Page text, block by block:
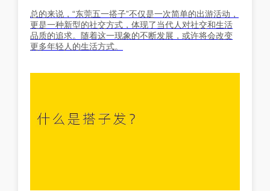
总的来说，“东莞五一搭子”不仅是一次简单的出游活动，
更是一种新型的社交方式，体现了当代人对社交和生活
品质的追求。随着这一现象的不断发展，或许将会改变
更多年轻人的生活方式。